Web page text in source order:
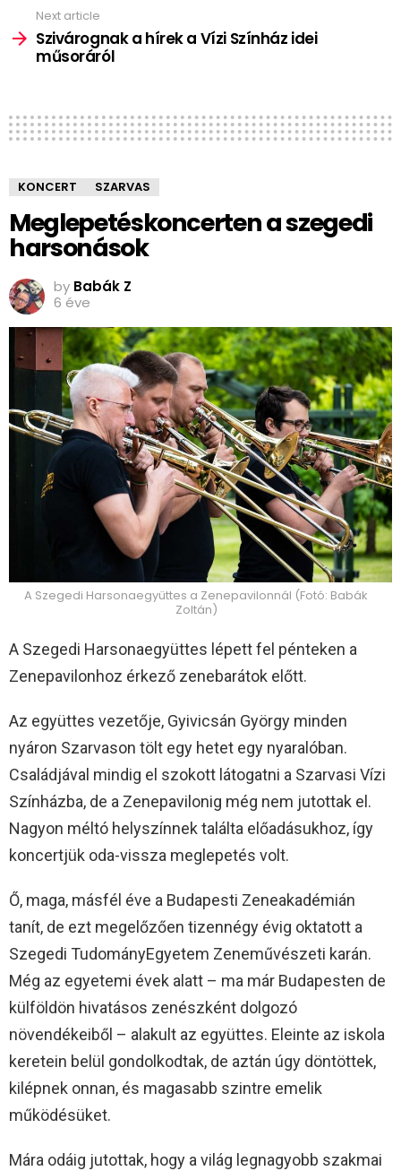
Next article
Szivárognak a hírek a Vízi Színház idei
műsoráról
KONCERT SZARVAS
Meglepetéskoncerten a szegedi
harsonások
by Babák Z
6 éve
A Szegedi Harsonaegyüttes a Zenepavilonnál (Fotó: Babák
Zoltán)
A Szegedi Harsonaegyüttes lépett fel pénteken a
Zenepavilonhoz érkező zenebarátok előtt.
Az együttes vezetője, Gyivicsán György minden
nyáron Szarvason tölt egy hetet egy nyaralóban.
Családjával mindig el szokott látogatni a Szarvasi Vízi
Színházba, de a Zenepavilonig még nem jutottak el.
Nagyon méltó helyszínnek találta előadásukhoz, így
koncertjük oda-vissza meglepetés volt.
Ő, maga, másfél éve a Budapesti Zeneakadémián
tanít, de ezt megelőzően tizennégy évig oktatott a
Szegedi TudományEgyetem Zeneművészeti karán.
Még az egyetemi évek alatt – ma már Budapesten de
külföldön hivatásos zenészként dolgozó
növendékeiből – alakult az együttes. Eleinte az iskola
keretein belül gondolkodtak, de aztán úgy döntöttek,
kilépnek onnan, és magasabb szintre emelik
működésüket.
Mára odáig jutottak, hogy a világ legnagyobb szakmai